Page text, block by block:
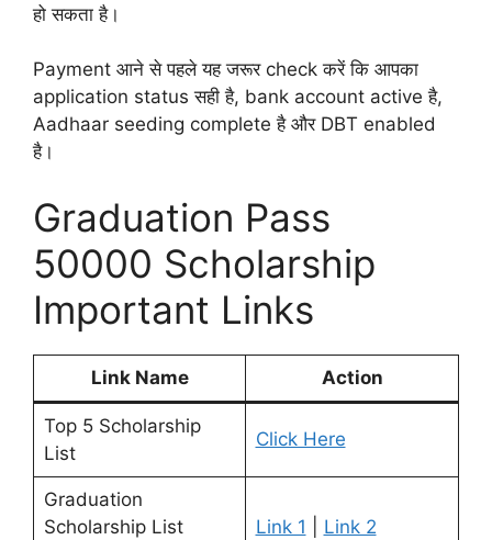
हो सकता है।
Payment आने से पहले यह जरूर check करें कि आपका
application status सही है, bank account active है,
Aadhaar seeding complete है और DBT enabled
है।
Graduation Pass
50000 Scholarship
Important Links
Link Name Action
Top 5 Scholarship
List
Click Here
Graduation
Scholarship List
Link 1 Link 2